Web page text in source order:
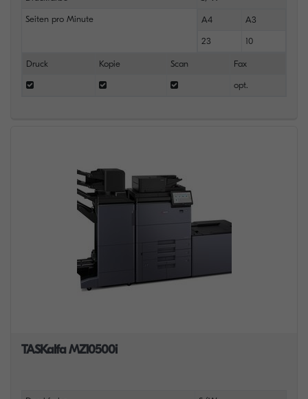
Seiten pro Minute A4 A3
23 10
Druck Kopie Scan Fax
opt.
TASKalfa MZ10500i